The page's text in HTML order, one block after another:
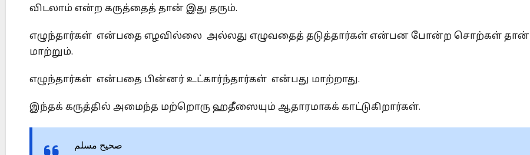
விடலாம் என்ற ‎கருத்தைத் தான் இது தரும்.‎
எழுந்தார்கள் என்பதை எழவில்லை அல்லது எழுவதைத் ‎தடுத்தார்கள் என்பன போன்ற சொற்கள் தான்
மாற்றும்.‎
எழுந்தார்கள் என்பதை பின்னர் உட்கார்ந்தார்கள் என்பது மாற்றாது.‎
இந்தக் கருத்தில் அமைந்த மற்றொரு ஹதீஸையும் ஆதாரமாகக் காட்டுகிறார்கள்.‎
صحيح مسلم